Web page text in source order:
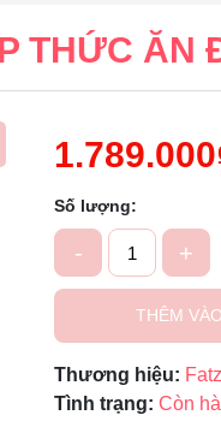
THỨC ĂN
Số lượng:
- +
THÊM
Thương hiệu:
Tình trạng: Còn
Mã